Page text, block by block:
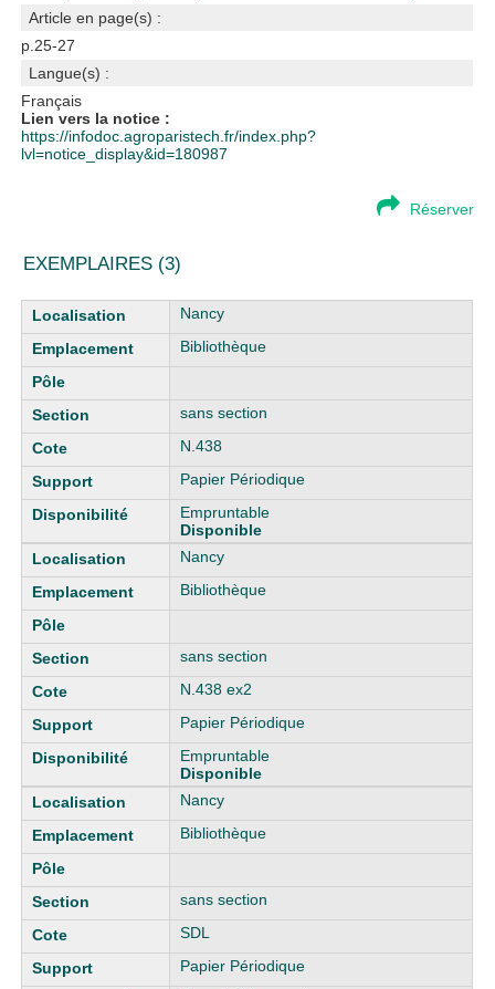
Article en page(s) :
p.25-27
Langue(s) :
Français
Lien vers la notice :
https://infodoc.agroparistech.fr/index.php?
lvl=notice_display&id=180987
Réserver
EXEMPLAIRES (3)
Liste des exemplaires
Nancy
Bibliothèque
sans section
N.438
Papier Périodique
Empruntable
Disponible
Nancy
Bibliothèque
sans section
N.438 ex2
Papier Périodique
Empruntable
Disponible
Nancy
Bibliothèque
sans section
SDL
Papier Périodique